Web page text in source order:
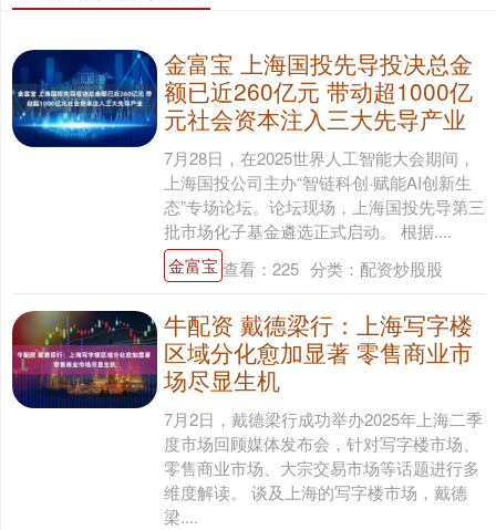
金富宝 上海国投先导投决总金
额已近260亿元 带动超1000亿
元社会资本注入三大先导产业
7月28日，在2025世界人工智能大会期间，
上海国投公司主办“智链科创·赋能AI创新生
态”专场论坛。论坛现场，上海国投先导第三
批市场化子基金遴选正式启动。 根据....
金富宝 查看： 225 分类： 配资炒股股
牛配资 戴德梁行：上海写字楼
区域分化愈加显著 零售商业市
场尽显生机
7月2日，戴德梁行成功举办2025年上海二季
度市场回顾媒体发布会，针对写字楼市场、
零售商业市场、大宗交易市场等话题进行多
维度解读。 谈及上海的写字楼市场，戴德
梁....